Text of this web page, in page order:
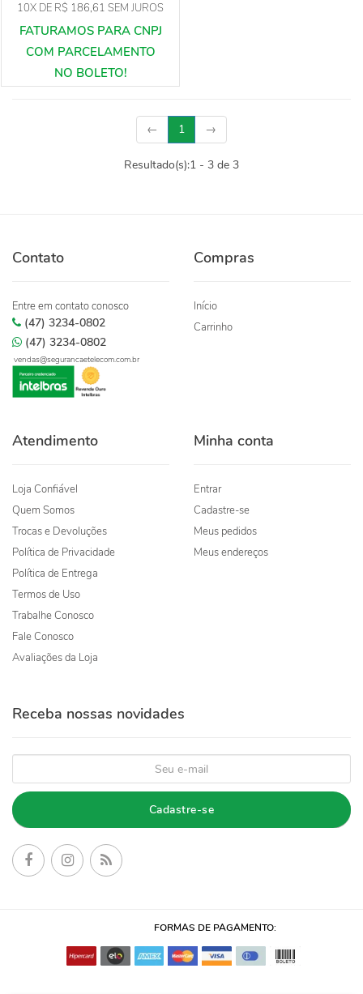
10X DE R$ 186,61 SEM JUROS
← 1(current)
→
Resultado(s):1 - 3 de 3
Contato
Entre em contato conosco
(47) 3234-0802
(47) 3234-0802
vendas@segurancaetelecom.com.br
Compras
Início
Carrinho
Atendimento
Loja Confiável
Quem Somos
Trocas e Devoluções
Política de Privacidade
Política de Entrega
Termos de Uso
Trabalhe Conosco
Fale Conosco
Avaliações da Loja
Minha conta
Entrar
Cadastre-se
Meus pedidos
Meus endereços
Receba nossas novidades
Cadastre-se
FORMAS DE PAGAMENTO: